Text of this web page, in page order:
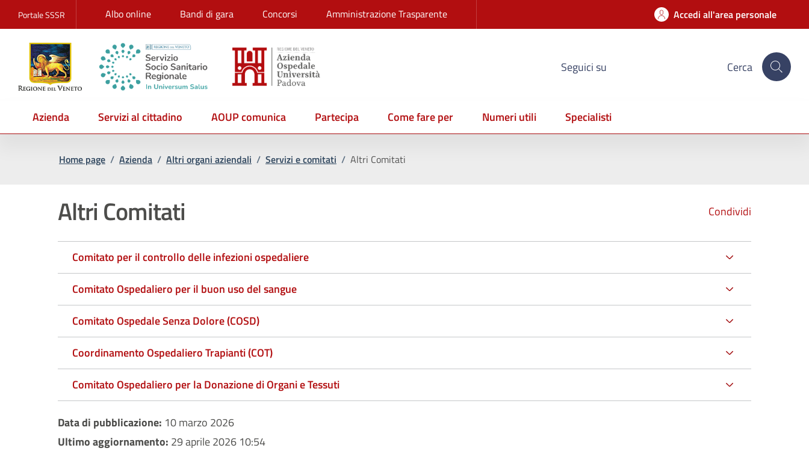
Portale SSSR Albo online Bandi di gara Concorsi Amministrazione Trasparente Accedi all'area personale
Seguici su Cerca
Azienda Servizi al cittadino AOUP comunica Partecipa Come fare per Numeri utili Specialisti
Home page / Azienda / Altri organi aziendali / Servizi e comitati / Altri Comitati
Condividi
Altri Comitati
Comitato per il controllo delle infezioni ospedaliere
Comitato Ospedaliero per il buon uso del sangue
Comitato Ospedale Senza Dolore (COSD)
Coordinamento Ospedaliero Trapianti (COT)
Comitato Ospedaliero per la Donazione di Organi e Tessuti
Data di pubblicazione: 10 marzo 2026
Ultimo aggiornamento: 29 aprile 2026 10:54